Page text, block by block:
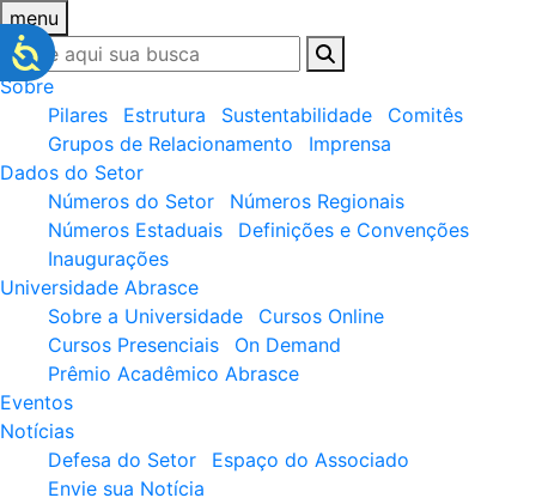
menu
Sobre
Pilares
Estrutura Sustentabilidade
Comitês
Grupos de Relacionamento
Imprensa
Dados do Setor
Números do Setor
Números Regionais
Números Estaduais
Definições e Convenções
Inaugurações
Universidade Abrasce
Sobre a Universidade
Cursos Online
Cursos Presenciais
On Demand
Prêmio Acadêmico Abrasce
Eventos
Notícias
Defesa do Setor
Espaço do Associado
Envie sua Notícia